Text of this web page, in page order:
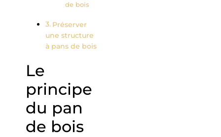
de bois
Préserver
une structure
à pans de bois
Le
principe
du pan
de bois